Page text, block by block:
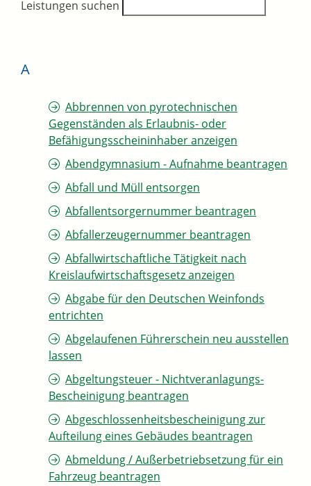
Leistungen suchen
A
Abbrennen von pyrotechnischen
Gegenständen als Erlaubnis- oder
Befähigungsscheininhaber anzeigen
Abendgymnasium - Aufnahme beantragen
Abfall und Müll entsorgen
Abfallentsorgernummer beantragen
Abfallerzeugernummer beantragen
Abfallwirtschaftliche Tätigkeit nach
Kreislaufwirtschaftsgesetz anzeigen
Abgabe für den Deutschen Weinfonds
entrichten
Abgelaufenen Führerschein neu ausstellen
lassen
Abgeltungsteuer - Nichtveranlagungs-
Bescheinigung beantragen
Abgeschlossenheitsbescheinigung zur
Aufteilung eines Gebäudes beantragen
Abmeldung / Außerbetriebsetzung für ein
Fahrzeug beantragen